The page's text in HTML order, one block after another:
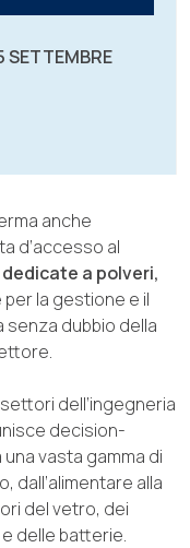
SETTEMBRE
anche
d’accesso al
a polveri,
per la gestione e il
dubbio della
dell’ingegneria
decision-
vasta gamma di
dall’alimentare alla
del vetro, dei
delle batterie.